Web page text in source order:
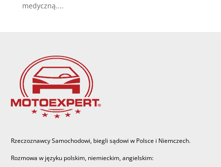
medyczną....
Rzeczoznawcy Samochodowi, biegli sądowi w Polsce i Niemczech.
Rozmowa w języku polskim, niemieckim, angielskim: